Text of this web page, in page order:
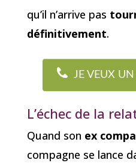
qu’il n’arrive pas
définitivement.
JE VEUX
L’échec de la
Quand son ex
compagne se lance